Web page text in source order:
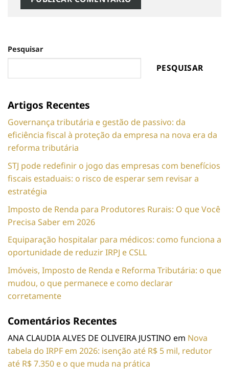
Pesquisar
PESQUISAR
Artigos Recentes
Governança tributária e gestão de passivo: da
eficiência fiscal à proteção da empresa na nova era da
reforma tributária
STJ pode redefinir o jogo das empresas com benefícios
fiscais estaduais: o risco de esperar sem revisar a
estratégia
Imposto de Renda para Produtores Rurais: O que Você
Precisa Saber em 2026
Equiparação hospitalar para médicos: como funciona a
oportunidade de reduzir IRPJ e CSLL
Imóveis, Imposto de Renda e Reforma Tributária: o que
mudou, o que permanece e como declarar
corretamente
Comentários Recentes
ANA CLAUDIA ALVES DE OLIVEIRA JUSTINO em Nova
tabela do IRPF em 2026: isenção até R$ 5 mil, redutor
até R$ 7.350 e o que muda na prática